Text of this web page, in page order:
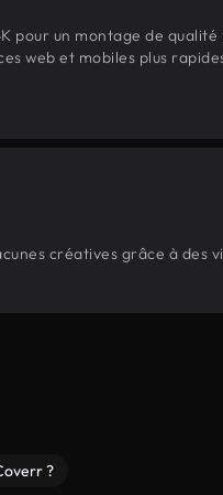
pour un montage de
web et mobiles plus
créatives grâce à des
?